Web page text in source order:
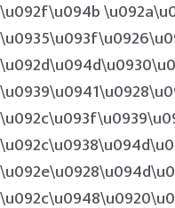
\u092f\u094b